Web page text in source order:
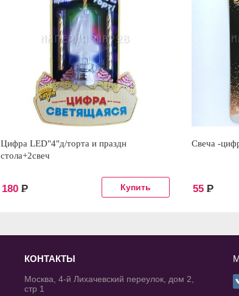
Цифра LED"4"д/торта и праздн
стола+2свеч
180 Р
Свеча -
55 Р
КОНТАКТЫ
Москва, 4-й Лихачевский переулок, дом 2,
стр 1